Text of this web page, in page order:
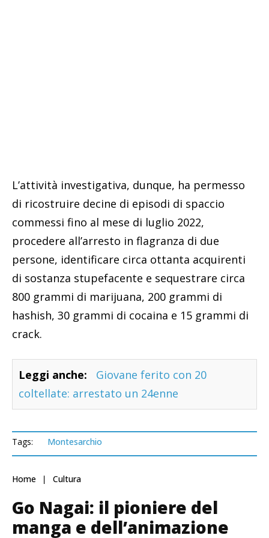
L’attività investigativa, dunque, ha permesso
di ricostruire decine di episodi di spaccio
commessi fino al mese di luglio 2022,
procedere all’arresto in flagranza di due
persone, identificare circa ottanta acquirenti
di sostanza stupefacente e sequestrare circa
800 grammi di marijuana, 200 grammi di
hashish, 30 grammi di cocaina e 15 grammi di
crack.
Leggi anche:
Giovane ferito con 20
coltellate: arrestato un 24enne
Tags: Montesarchio
Home Cultura
Go Nagai: il pioniere del
manga e dell’animazione